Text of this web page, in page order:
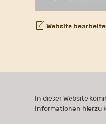
In dieser Website
Informationen hierzu
Website